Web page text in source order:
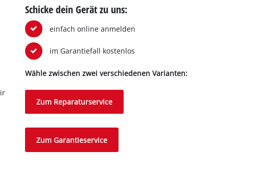
Schicke dein Gerät zu uns:
einfach online anmelden
im Garantiefall kostenlos
Wähle zwischen zwei verschiedenen Varianten:
Zum Reparaturservice
Zum Garantieservice